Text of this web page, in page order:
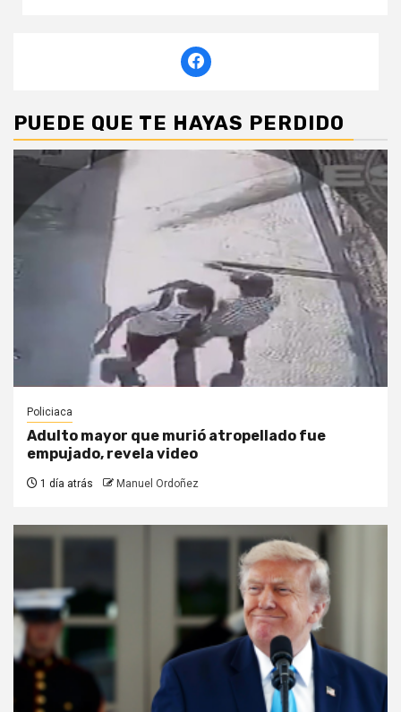
PUEDE QUE TE HAYAS PERDIDO
Policiaca
Adulto mayor que murió atropellado fue
empujado, revela video
1 día atrás Manuel Ordoñez